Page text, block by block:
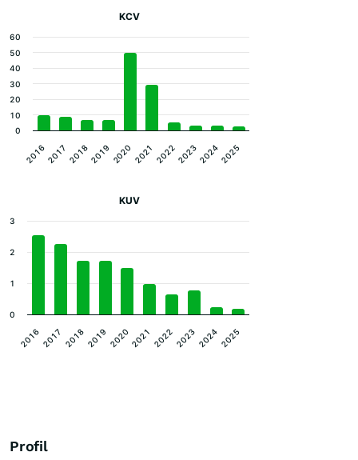
KCV
20162017 20182019 2020 2021 2022202320242025
0
10
20
30
40
50
60
KUV
20162017 20182019 20202021 2022202320242025
0
1
2
3
Profil